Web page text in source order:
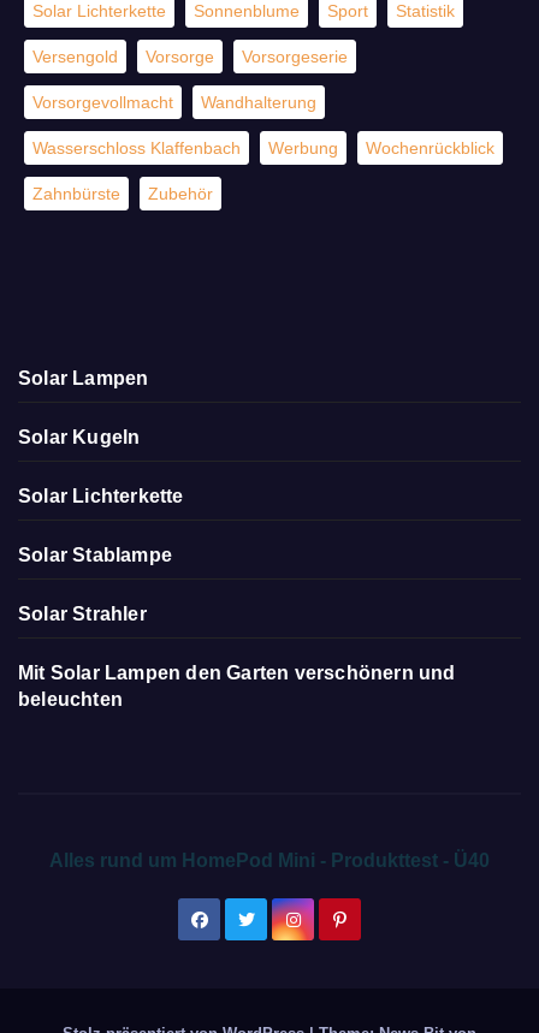
Solar Lichterkette Sonnenblume Sport Statistik
Versengold Vorsorge Vorsorgeserie
Vorsorgevollmacht Wandhalterung
Wasserschloss Klaffenbach Werbung Wochenrückblick
Zahnbürste Zubehör
Solar Lampen
Solar Kugeln
Solar Lichterkette
Solar Stablampe
Solar Strahler
Mit Solar Lampen den Garten verschönern und
beleuchten
Alles rund um HomePod Mini - Produkttest - Ü40